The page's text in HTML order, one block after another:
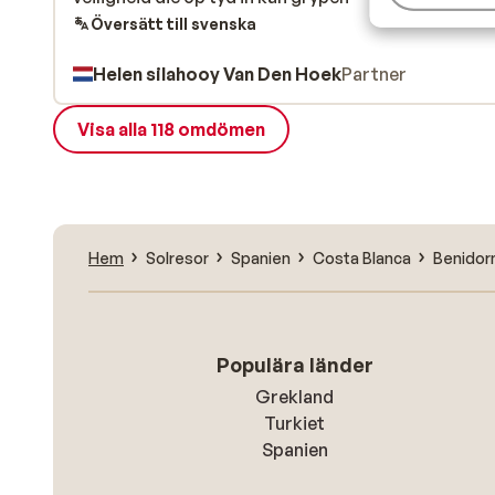
Översätt till svenska
Helen silahooy Van Den HoekPartner
Visa alla 118 omdömen
Hem Solresor Spanien Costa Blanca
Populära länder
Grekland
Turkiet
Spanien